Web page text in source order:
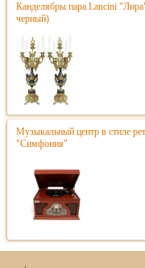
Канделябры пара Lancini
черный)
Музыкальный центр в стиле
"Симфония"